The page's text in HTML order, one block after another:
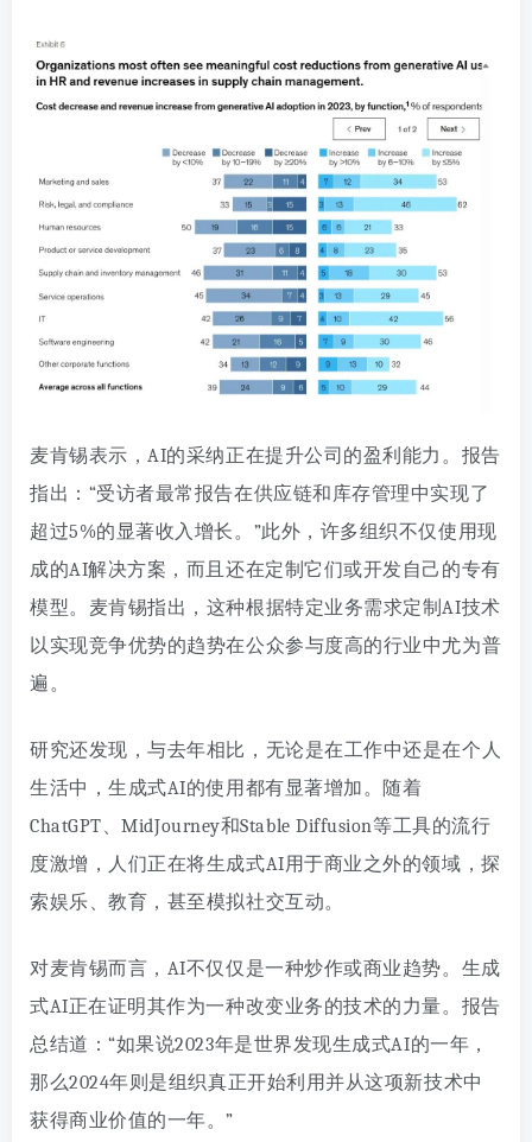
麦肯锡表示，AI的采纳正在提升公司的盈利能力。报告
指出：“受访者最常报告在供应链和库存管理中实现了
超过5%的显著收入增长。”此外，许多组织不仅使用现
成的AI解决方案，而且还在定制它们或开发自己的专有
模型。麦肯锡指出，这种根据特定业务需求定制AI技术
以实现竞争优势的趋势在公众参与度高的行业中尤为普
遍。
研究还发现，与去年相比，无论是在工作中还是在个人
生活中，生成式AI的使用都有显著增加。随着
ChatGPT、MidJourney和Stable Diffusion等工具的流行
度激增，人们正在将生成式AI用于商业之外的领域，探
索娱乐、教育，甚至模拟社交互动。
对麦肯锡而言，AI不仅仅是一种炒作或商业趋势。生成
式AI正在证明其作为一种改变业务的技术的力量。报告
总结道：“如果说2023年是世界发现生成式AI的一年，
那么2024年则是组织真正开始利用并从这项新技术中
获得商业价值的一年。”